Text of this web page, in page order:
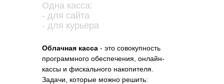
Облачная касса - это совокупность
программного обеспечения, онлайн-
кассы и фискального накопителя.
Задачи, которые можно решить:
Одна касса:
- для сайта
- для курьера